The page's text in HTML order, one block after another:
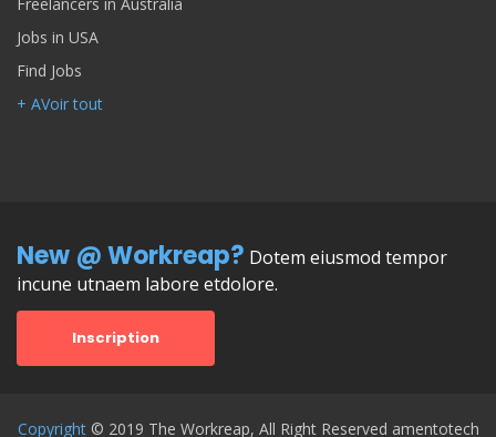
Jobs in USA
Find Jobs
+ AVoir tout
New @ Workreap? Dotem eiusmod tempor
incune utnaem labore etdolore.
Inscription
Copyright © 2019 The Workreap, All Right Reserved amentotech